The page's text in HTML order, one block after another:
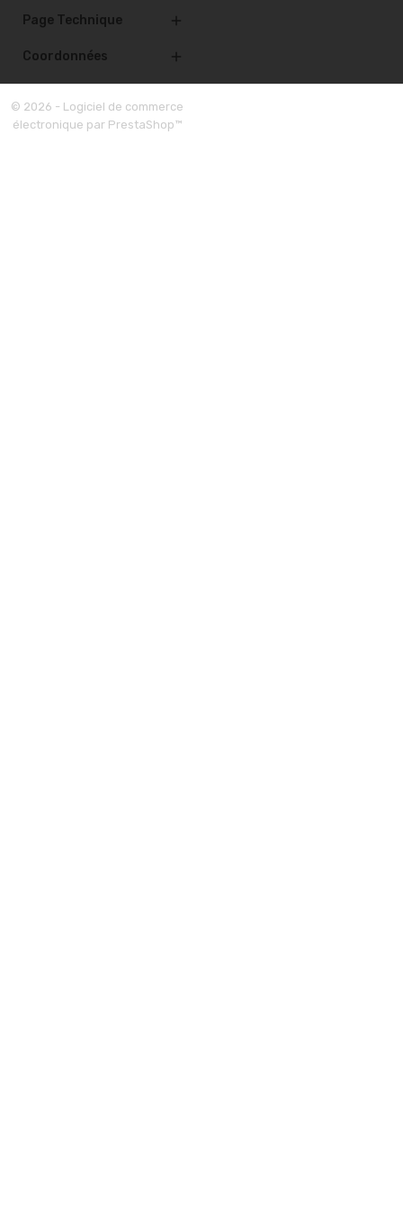
Page Technique 
Coordonnées 
© 2026 - Logiciel de commerce
électronique par PrestaShop™